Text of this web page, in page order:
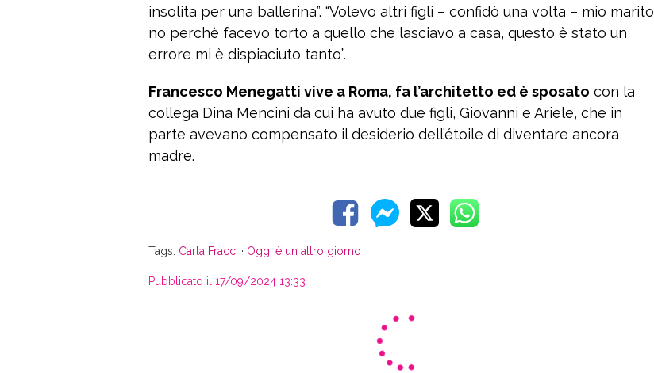
insolita per una ballerina”. “Volevo altri figli – confidò una volta – mio marito
no perchè facevo torto a quello che lasciavo a casa, questo è stato un
errore mi è dispiaciuto tanto”.
Francesco Menegatti vive a Roma, fa l’architetto ed è sposato con la
collega Dina Mencini da cui ha avuto due figli, Giovanni e Ariele, che in
parte avevano compensato il desiderio dell’étoile di diventare ancora
madre.
Tags: Carla Fracci · Oggi è un altro giorno
Pubblicato il 17/09/2024 13:33